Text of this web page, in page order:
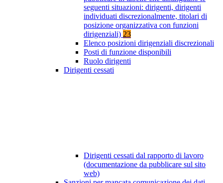
seguenti situazioni: dirigenti, dirigenti
individuati discrezionalmente, titolari di
posizione organizzativa con funzioni
dirigenziali) 23
Elenco posizioni dirigenziali discrezionali
Posti di funzione disponibili
Ruolo dirigenti
Dirigenti cessati
Dirigenti cessati dal rapporto di lavoro
(documentazione da pubblicare sul sito
web)